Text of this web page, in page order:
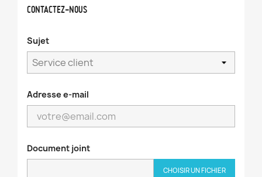
CONTACTEZ-NOUS
Sujet
Adresse e-mail
Document joint
CHOISIR UN FICHIER